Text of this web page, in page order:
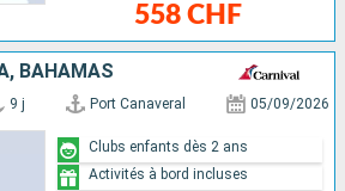
558 CHF
BAHAMAS
9 j Port Canaveral 05/09/2026
Clubs enfants dès 2 ans
Activités à bord incluses